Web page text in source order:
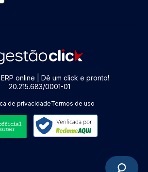
online | Dê um click e pronto!
20.215.683/0001-01
de privacidadeTermos de uso